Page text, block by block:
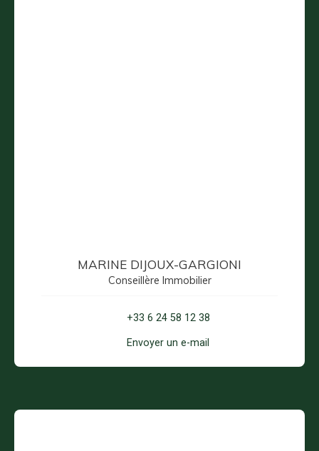
MARINE DIJOUX-GARGIONI
Conseillère Immobilier
+33 6 24 58 12 38
Envoyer un e-mail